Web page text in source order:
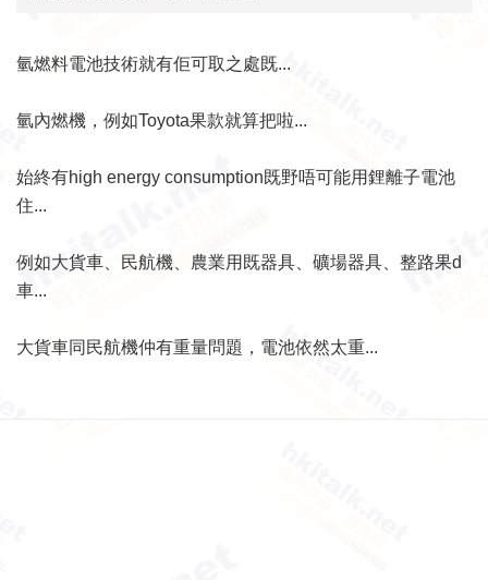
氫燃料電池技術就有佢可取之處既...
氫內燃機，例如Toyota果款就算把啦...
始終有high energy consumption既野唔可能用鋰離子電池
住...
例如大貨車、民航機、農業用既器具、礦場器具、整路果d
車...
大貨車同民航機仲有重量問題，電池依然太重...